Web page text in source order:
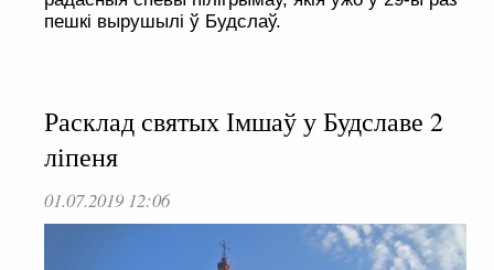
пешкі вырушылі ў Будслаў.
Расклад святых Імшаў у Будславе 2
ліпеня
01.07.2019 12:06